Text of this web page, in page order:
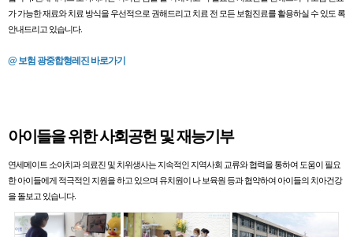
가 가능한 재료와 치료 방식을 우선적으로 권해드리고 치료 전 모든 보험진료를 활용하실 수 있도 록
안내드리고 있습니다.
@ 보험 광중합형레진 바로가기
아이들을 위한 사회공헌 및 재능기부
연세메이트 소아치과 의료진 및 치위생사는 지속적인 지역사회 교류와 협력을 통하여 도움이 필요
한 아이들에게 적극적인 지원을 하고 있으며 유치원이 나 보육원 등과 협약하여 아이들의 치아건강
을 돌보고 있습니다.